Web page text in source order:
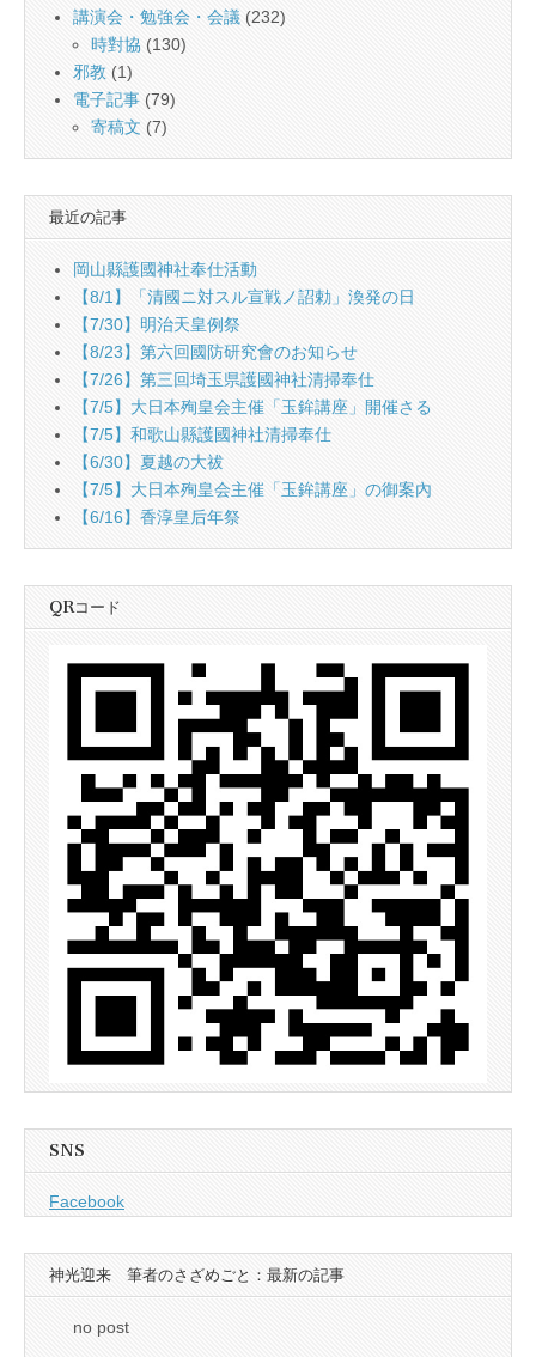
講演会・勉強会・会議 (232)
時對協 (130)
邪教 (1)
電子記事 (79)
寄稿文 (7)
最近の記事
岡山縣護國神社奉仕活動
【8/1】「清國ニ対スル宣戦ノ詔勅」渙発の日
【7/30】明治天皇例祭
【8/23】第六回國防研究會のお知らせ
【7/26】第三回埼玉県護國神社清掃奉仕
【7/5】大日本殉皇会主催「玉鉾講座」開催さる
【7/5】和歌山縣護國神社清掃奉仕
【6/30】夏越の大祓
【7/5】大日本殉皇会主催「玉鉾講座」の御案內
【6/16】香淳皇后年祭
QRコード
SNS
Facebook
神光迎来 筆者のさざめごと：最新の記事
no post